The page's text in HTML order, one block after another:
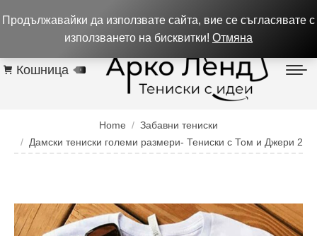
Контакти
Кошница
Home
Забавни тениски
Дамски тениски големи размери- Тениски с Том и Джери 2
Продължавайки да използвате сайта, вие се съгласявате с
използването на бисквитки! Отмяна